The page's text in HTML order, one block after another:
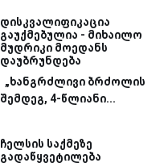
დისკვალიფიკაცია
გაუქმებულია - მიხაილო
მუდრიკი მოედანს
დაუბრუნდება
„ხანგრძლივი ბრძოლის
შემდეგ, 4-წლიანი...
ჩელსის საქმეზე
გადაწყვეტილება